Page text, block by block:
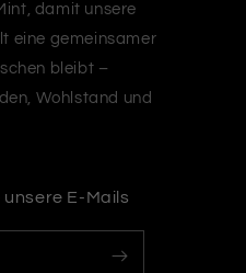
damit unsere
eine gemeinsamer
bleibt –
Wohlstand und
E-Mails